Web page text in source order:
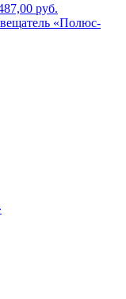
руб.
«Полюс-